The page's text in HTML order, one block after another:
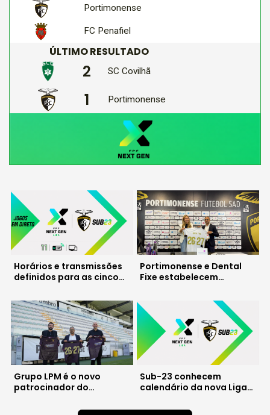
Portimonense
FC Penafiel
ÚLTIMO RESULTADO
2 SC Covilhã
1 Portimonense
Horários e transmissões
definidos para as cinco
Liga Next Gen
Portimonense e Dental
Fixe estabelecem
saúde oral dos atletas
Grupo LPM é o novo
patrocinador do
Sub-23 conhecem
calendário da nova Liga